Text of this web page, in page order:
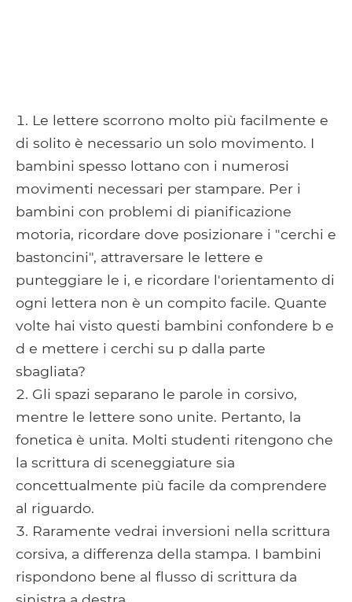
Le lettere scorrono molto più facilmente e
di solito è necessario un solo movimento. I
bambini spesso lottano con i numerosi
movimenti necessari per stampare. Per i
bambini con problemi di pianificazione
motoria, ricordare dove posizionare i "cerchi e
bastoncini", attraversare le lettere e
punteggiare le i, e ricordare l'orientamento di
ogni lettera non è un compito facile. Quante
volte hai visto questi bambini confondere b e
d e mettere i cerchi su p dalla parte
sbagliata?
Gli spazi separano le parole in corsivo,
mentre le lettere sono unite. Pertanto, la
fonetica è unita. Molti studenti ritengono che
la scrittura di sceneggiature sia
concettualmente più facile da comprendere
al riguardo.
Raramente vedrai inversioni nella scrittura
corsiva, a differenza della stampa. I bambini
rispondono bene al flusso di scrittura da